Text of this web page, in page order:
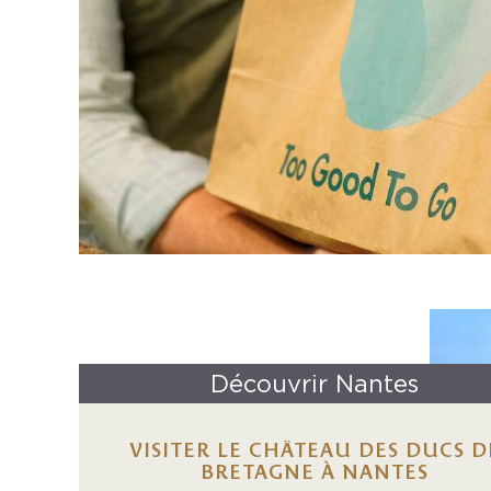
Découvrir Nantes
VISITER LE CHÂTEAU DES DUCS
BRETAGNE À NANTES